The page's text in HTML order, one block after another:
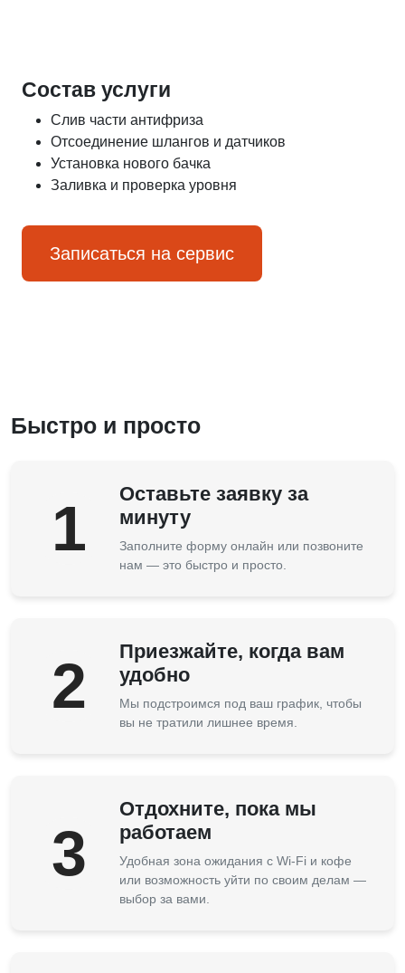
Состав услуги
Слив части антифриза
Отсоединение шлангов и датчиков
Установка нового бачка
Заливка и проверка уровня
Записаться на сервис
Быстро и просто
1
Оставьте заявку за
минуту
Заполните форму онлайн или позвоните
нам — это быстро и просто.
2
Приезжайте, когда вам
удобно
Мы подстроимся под ваш график, чтобы
вы не тратили лишнее время.
3
Отдохните, пока мы
работаем
Удобная зона ожидания с Wi-Fi и кофе
или возможность уйти по своим делам —
выбор за вами.